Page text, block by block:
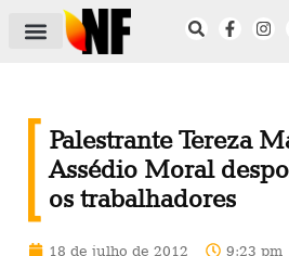
Palestrante Tereza
Assédio Moral
os trabalhadores
18 de julho de 2012 9:23 pm